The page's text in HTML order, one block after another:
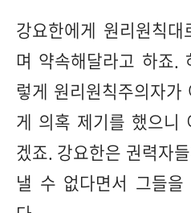
강요한에게 원리원칙
며 약속해달라고 하죠.
렇게 원리원칙주의자가
게 의혹 제기를 했으니
겠죠. 강요한은 권력자
낼 수 없다면서 그들을